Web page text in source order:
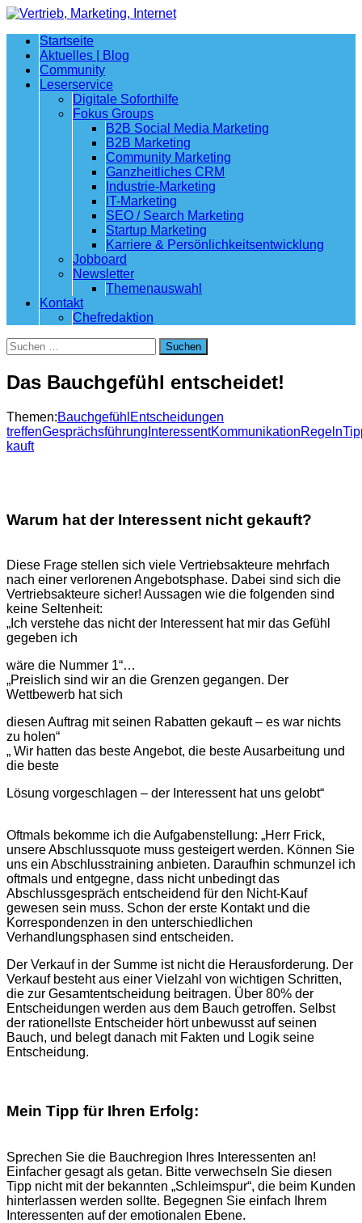
Startseite
Aktuelles | Blog
Community
Leserservice
Digitale Soforthilfe
Fokus Groups
B2B Social Media Marketing
B2B Marketing
Community Marketing
Ganzheitliches CRM
Industrie-Marketing
IT-Marketing
SEO / Search Marketing
Startup Marketing
Karriere & Persönlichkeitsentwicklung
Jobboard
Newsletter
Themenauswahl
Kontakt
Chefredaktion
Suchen
nach:
Das Bauchgefühl entscheidet!
Themen:Bauchgefühl Entscheidungen
treffenGesprächsführung InteressentKommunikationRegeln
kauft
Warum hat der Interessent nicht gekauft?
Diese Frage stellen sich viele Vertriebsakteure mehrfach
nach einer verlorenen Angebotsphase. Dabei sind sich die
Vertriebsakteure sicher! Aussagen wie die folgenden sind
keine Seltenheit:
„Ich verstehe das nicht der Interessent hat mir das Gefühl
gegeben ich
wäre die Nummer 1“…
„Preislich sind wir an die Grenzen gegangen. Der
Wettbewerb hat sich
diesen Auftrag mit seinen Rabatten gekauft – es war nichts
zu holen“
„ Wir hatten das beste Angebot, die beste Ausarbeitung und
die beste
Lösung vorgeschlagen – der Interessent hat uns gelobt“
Oftmals bekomme ich die Aufgabenstellung: „Herr Frick,
unsere Abschlussquote muss gesteigert werden. Können Sie
uns ein Abschlusstraining anbieten. Daraufhin schmunzel ich
oftmals und entgegne, dass nicht unbedingt das
Abschlussgespräch entscheidend für den Nicht-Kauf
gewesen sein muss. Schon der erste Kontakt und die
Korrespondenzen in den unterschiedlichen
Verhandlungsphasen sind entscheiden.
Der Verkauf in der Summe ist nicht die Herausforderung. Der
Verkauf besteht aus einer Vielzahl von wichtigen Schritten,
die zur Gesamtentscheidung beitragen. Über 80% der
Entscheidungen werden aus dem Bauch getroffen. Selbst
der rationellste Entscheider hört unbewusst auf seinen
Bauch, und belegt danach mit Fakten und Logik seine
Entscheidung.
Mein Tipp für Ihren Erfolg:
Sprechen Sie die Bauchregion Ihres Interessenten an!
Einfacher gesagt als getan. Bitte verwechseln Sie diesen
Tipp nicht mit der bekannten „Schleimspur“, die beim Kunden
hinterlassen werden sollte. Begegnen Sie einfach Ihrem
Interessenten auf der emotionalen Ebene.